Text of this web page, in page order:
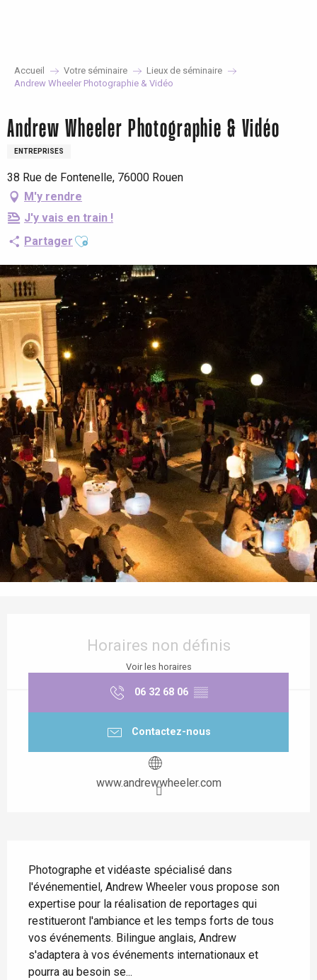
Accueil Votre séminaire
Lieux de séminaire
Andrew Wheeler Photographie & Vidéo
Andrew Wheeler Photographie & Vidéo
ENTREPRISES
38 Rue de Fontenelle, 76000 Rouen
M'y rendre
J'y vais en train !
Partager Ajouter aux favoris
Horaires non définis
Voir les horaires
06 32 68 06 ▒▒
Contactez-nous
www.andrewwheeler.com
Photographe et vidéaste spécialisé dans
l'événementiel, Andrew Wheeler vous propose son
expertise pour la réalisation de reportages qui
restitueront l'ambiance et les temps forts de tous
vos événements. Bilingue anglais, Andrew
s'adaptera à vos événements internationaux et
pourra au besoin se...